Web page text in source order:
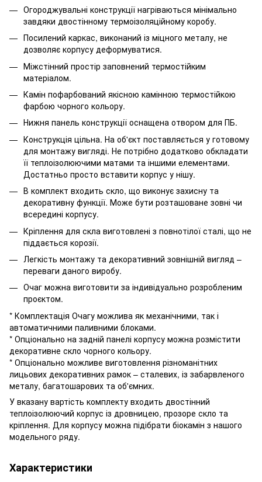
Огороджувальні конструкції нагріваються мінімально
завдяки двостінному термоізоляційному коробу.
Посилений каркас, виконаний із міцного металу, не
дозволяє корпусу деформуватися.
Міжстінний простір заповнений термостійким
матеріалом.
Камін пофарбований якісною камінною термостійкою
фарбою чорного кольору.
Нижня панель конструкції оснащена отвором для ПБ.
Конструкція цільна. На об'єкт поставляється у готовому
для монтажу вигляді. Не потрібно додатково обкладати
її теплоізолюючими матами та іншими елементами.
Достатньо просто вставити корпус у нішу.
В комплект входить скло, що виконує захисну та
декоративну функції. Може бути розташоване зовні чи
всередині корпусу.
Кріплення для скла виготовлені з повнотілої сталі, що не
піддається корозії.
Легкість монтажу та декоративний зовнішній вигляд –
переваги даного виробу.
Очаг можна виготовити за індивідуально розробленим
проєктом.
* Комплектація Очагу можлива як механічними, так і
автоматичними паливними блоками.
* Опціонально на задній панелі корпусу можна розмістити
декоративне скло чорного кольору.
* Опціонально можливе виготовлення різноманітних
лицьових декоративних рамок – сталевих, із забарвленого
металу, багатошарових та об'ємних.
У вказану вартість комплекту входить двостінний
теплоізолюючий корпус із дровницею, прозоре скло та
кріплення. Для корпусу можна підібрати біокамін з нашого
модельного ряду.
Характеристики